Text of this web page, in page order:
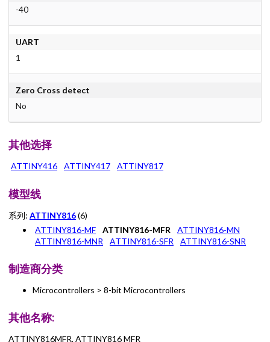
-40
UART
1
Zero Cross detect
No
其他选择
ATTINY416 ATTINY417 ATTINY817
模型线
系列: ATTINY816(6)
ATTINY816-MF
ATTINY816-MFR
ATTINY816-MN
ATTINY816-MNR
ATTINY816-SFR ATTINY816-SNR
制造商分类
Microcontrollers > 8-bit Microcontrollers
其他名称:
ATTINY816MFR, ATTINY816 MFR